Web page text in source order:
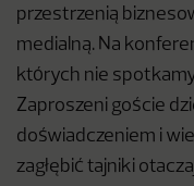
przestrzenią
medialną. Na
których nie
Zaproszeni goście
doświadczeniem i
zagłębić tajniki